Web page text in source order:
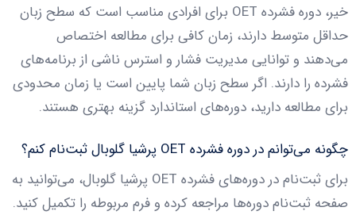
خیر، دوره فشرده OET برای افرادی مناسب است که سطح زبان
حداقل متوسط دارند، زمان کافی برای مطالعه اختصاص
می‌دهند و توانایی مدیریت فشار و استرس ناشی از برنامه‌های
فشرده را دارند. اگر سطح زبان شما پایین است یا زمان محدودی
برای مطالعه دارید، دوره‌های استاندارد گزینه بهتری هستند.
چگونه می‌توانم در دوره فشرده OET پرشیا گلوبال ثبت‌نام کنم؟
برای ثبت‌نام در دوره‌های فشرده OET پرشیا گلوبال، می‌توانید به
صفحه ثبت‌نام دوره‌ها مراجعه کرده و فرم مربوطه را تکمیل کنید.